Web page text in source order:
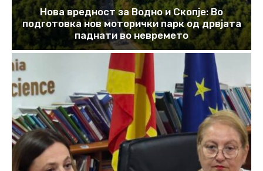
Нова вредност за Водно и Скопје: Во
подготовка нов моторички парк од дрвјата
паднати во невремето